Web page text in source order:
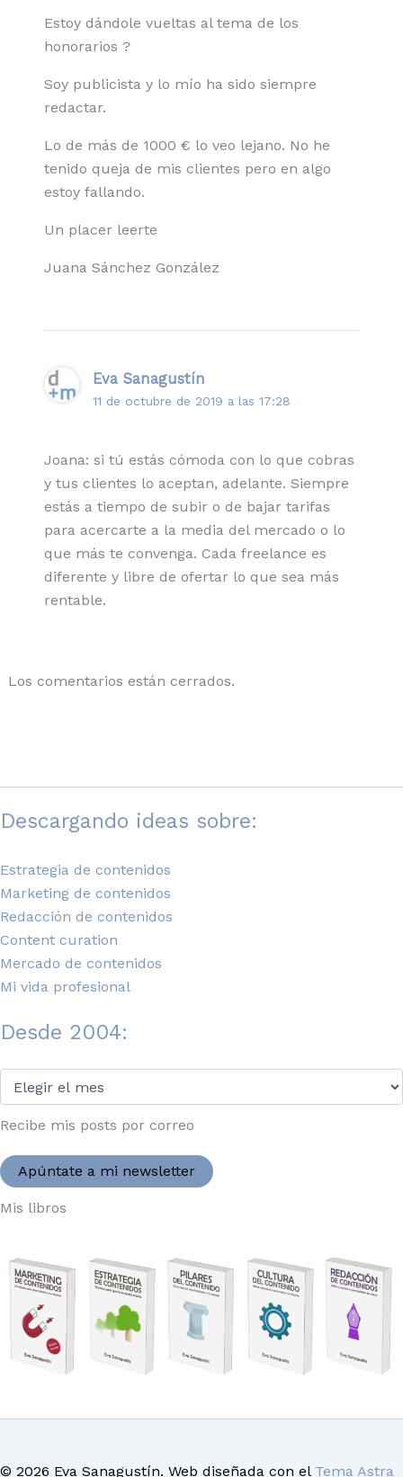
Estoy dándole vueltas al tema de los
honorarios ?
Soy publicista y lo mío ha sido siempre
redactar.
Lo de más de 1000 € lo veo lejano. No he
tenido queja de mis clientes pero en algo
estoy fallando.
Un placer leerte
Juana Sánchez González
Eva Sanagustín
11 de octubre de 2019 a las 17:28
Joana: si tú estás cómoda con lo que cobras
y tus clientes lo aceptan, adelante. Siempre
estás a tiempo de subir o de bajar tarifas
para acercarte a la media del mercado o lo
que más te convenga. Cada freelance es
diferente y libre de ofertar lo que sea más
rentable.
Los comentarios están cerrados.
Descargando ideas sobre:
Estrategia de contenidos
Marketing de contenidos
Redacción de contenidos
Content curation
Mercado de contenidos
Mi vida profesional
Desde 2004:
2004:
Recibe mis posts por correo
Apúntate a mi newsletter
Mis libros
© 2026 Eva Sanagustín. Web diseñada con el Tema Astra